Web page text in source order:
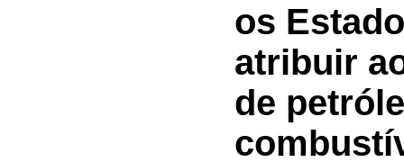
os
atribuir
de